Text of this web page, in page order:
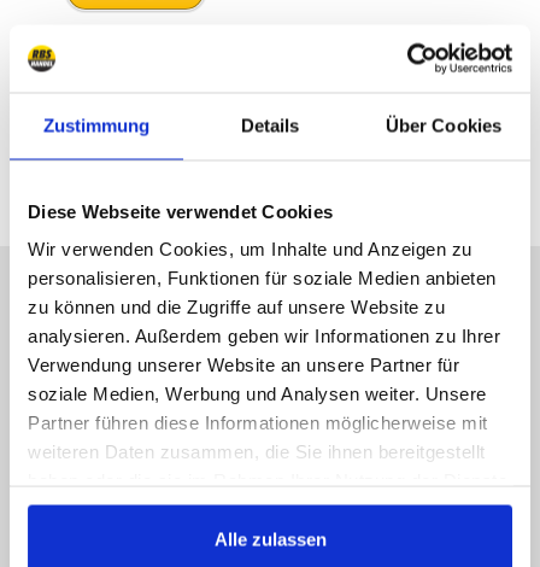
Zustimmung Details Über Cookies
Diese Webseite verwendet Cookies
Wir verwenden Cookies, um Inhalte und Anzeigen zu
personalisieren, Funktionen für soziale Medien anbieten
zu können und die Zugriffe auf unsere Website zu
analysieren. Außerdem geben wir Informationen zu Ihrer
Verwendung unserer Website an unsere Partner für
soziale Medien, Werbung und Analysen weiter. Unsere
Partner führen diese Informationen möglicherweise mit
weiteren Daten zusammen, die Sie ihnen bereitgestellt
gesammelt haben.
Alle zulassen
All prices include VAT
We are online
Call us, e-mail us, social us, you get an answer
ASAP
089 - 41 61 08 780
(9:30-14:00 16:00-19:00)
info@rbs-handel.de